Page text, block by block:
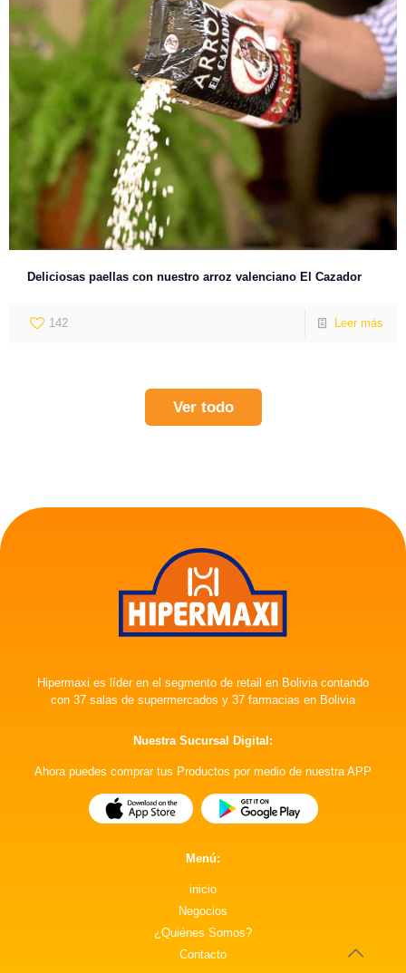
Deliciosas paellas con nuestro arroz valenciano El Cazador
142 Leer más
Ver todo
Hipermaxi es líder en el segmento de retail en Bolivia contando
con 37 salas de supermercados y 37 farmacias en Bolivia
Nuestra Sucursal Digital:
Ahora puedes comprar tus Productos por medio de nuestra APP
Menú:
inicio
Negocios
¿Quiénes Somos?
Contacto